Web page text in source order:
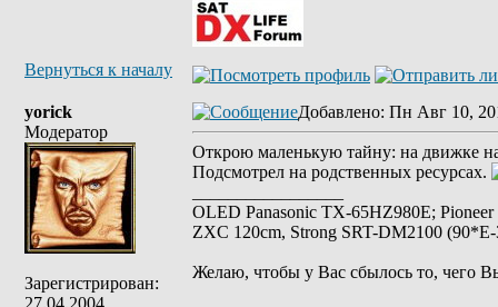
Вернуться к началу
yorick
Модератор
Зарегистрирован:
27.04.2004
Добавлено: Пн Авг 10,
Открою маленькую тайну: на движке
Подсмотрел на родственных ресурсах.
OLED Panasonic TX-65HZ980E;
ZXC 120cm, Strong SRT-DM2100
Желаю, чтобы у Вас сбылось то, чего